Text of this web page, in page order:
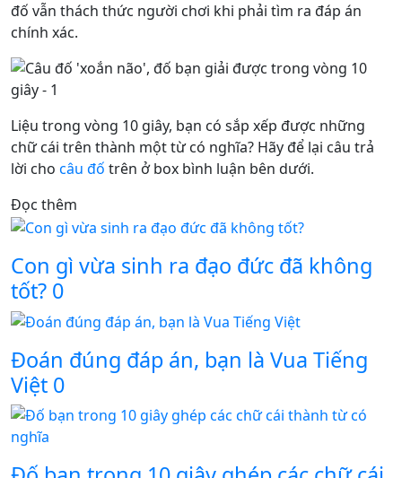
đố vẫn thách thức người chơi khi phải tìm ra đáp án
chính xác.
Liệu trong vòng 10 giây, bạn có sắp xếp được những
chữ cái trên thành một từ có nghĩa? Hãy để lại câu trả
lời cho câu đố trên ở box bình luận bên dưới.
Đọc thêm
Con gì vừa sinh ra đạo đức đã không
tốt? 0
Đoán đúng đáp án, bạn là Vua Tiếng
Việt 0